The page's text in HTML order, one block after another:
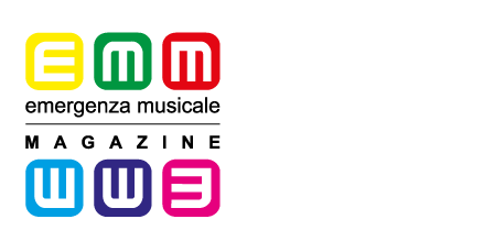
contenuto